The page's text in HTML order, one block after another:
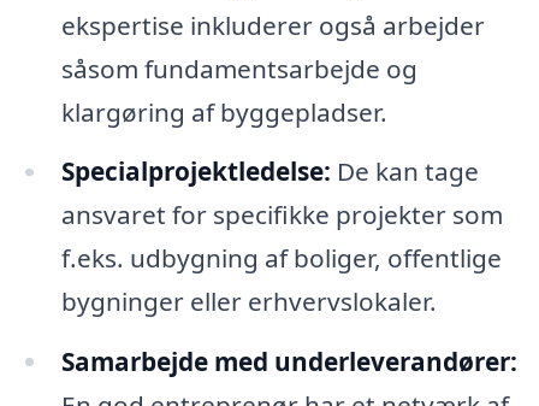
ekspertise inkluderer også arbejder
såsom fundamentsarbejde og
klargøring af byggepladser.
Specialprojektledelse: De kan tage
ansvaret for specifikke projekter som
f.eks. udbygning af boliger, offentlige
bygninger eller erhvervslokaler.
Samarbejde med underleverandører: